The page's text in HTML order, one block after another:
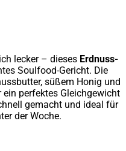
lecker – dieses Erdnuss-
Soulfood-Gericht. Die
süßem Honig und
perfektes Gleichgewicht
gemacht und ideal für
der Woche.